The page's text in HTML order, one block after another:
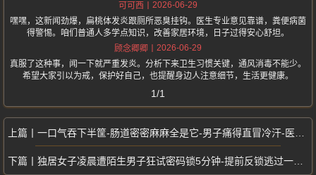
可可西
2026-06-29
嘿嘿，这新闻劲爆，扁桃体发炎跟厕所恶臭挂钩。医生专业意见靠谱，粪便病菌
得警惕。咱们普通人多学点知识，改善家居环境，日子过得安心舒坦。
顾念卿卿
2026-06-29
真服了这种事，闻一下就严重发炎。分析下来卫生习惯关键，通风消毒不能少。
希望大家引以为戒，保护好自己，也提醒身边人注意细节，生活更健康。
1/1
一口气吞下半筐-肠道密密麻麻全是它-男子痛得直冒冷汗-医生紧急提醒
独居女子凌晨遭陌生男子狂试密码锁5分钟-提前反锁逃过一劫-门锁竟被解开